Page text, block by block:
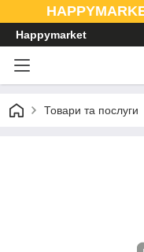
Happymarket
Товари та послуги